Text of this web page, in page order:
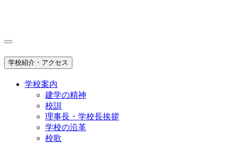
学校紹介・アクセス
学校案内
建学の精神
校訓
理事長・学校長挨拶
学校の沿革
校歌